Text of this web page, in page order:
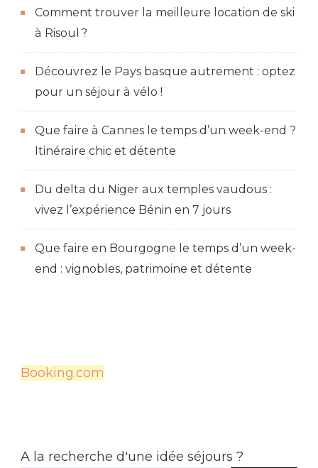
le
Comment trouver la meilleure location de ski
à Risoul ?
Découvrez le Pays basque autrement : optez
pour un séjour à vélo !
Que faire à Cannes le temps d’un week-end ?
Itinéraire chic et détente
Du delta du Niger aux temples vaudous :
vivez l’expérience Bénin en 7 jours
Que faire en Bourgogne le temps d’un week-
end : vignobles, patrimoine et détente
Booking.com
A la recherche d'une idée séjours ?